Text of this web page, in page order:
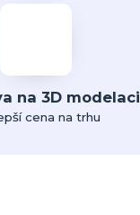
na 3D modelaci
cena na trhu